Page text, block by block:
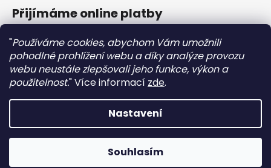
"Používáme cookies, abychom Vám umožnili
pohodlné prohlížení webu a díky analýze provozu
webu neustále zlepšovali jeho funkce, výkon a
použitelnost."Více informací zde.
Nastavení
Souhlasím
Přijímáme online platby
Master
Homstrom. Všechna práva vyhrazena.